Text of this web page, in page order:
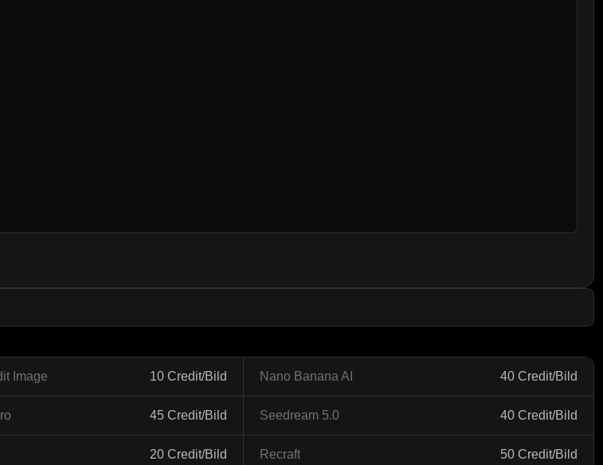
Image 10 Credit/Bild Nano Banana AI 40 Credit/Bild
45 Credit/Bild Seedream 5.0 40 Credit/Bild
20 Credit/Bild Recraft 50 Credit/Bild